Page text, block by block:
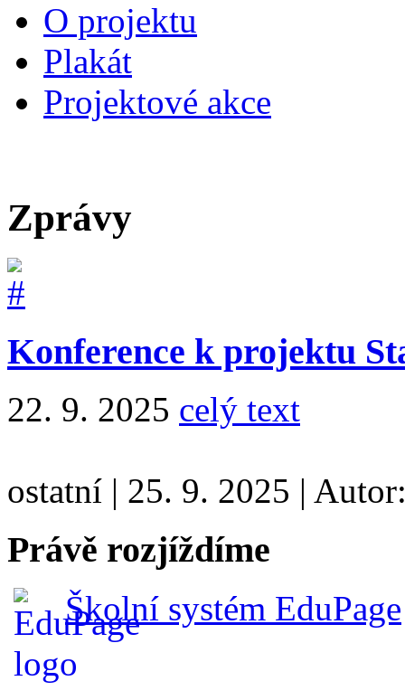
O projektu
Plakát
Projektové akce
Zprávy
Konference k projektu
22. 9. 2025 celý text
ostatní | 25. 9. 2025 |
Právě rozjíždíme
Školní systém EduPage